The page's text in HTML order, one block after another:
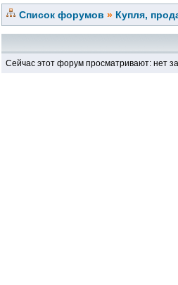
Список форумов » Купля,
Сейчас этот форум просматривают: нет